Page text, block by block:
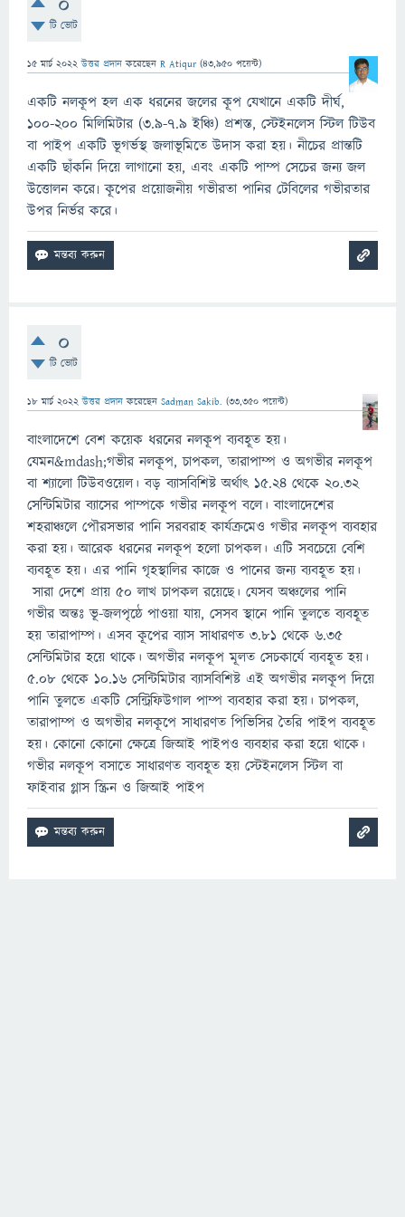
টি ভোট
15 মার্চ 2022 উত্তর প্রদান করেছেন R Atiqur (43,950 পয়েন্ট)
একটি নলকূপ হল এক ধরনের জলের কূপ যেখানে একটি দীর্ঘ,
100-200 মিলিমিটার (3.9-7.9 ইঞ্চি) প্রশস্ত, স্টেইনলেস স্টিল টিউব
বা পাইপ একটি ভূগর্ভস্থ জলাভূমিতে উদাস করা হয়। নীচের প্রান্তটি
একটি ছাঁকনি দিয়ে লাগানো হয়, এবং একটি পাম্প সেচের জন্য জল
উত্তোলন করে৷ কূপের প্রয়োজনীয় গভীরতা পানির টেবিলের গভীরতার
উপর নির্ভর করে।
0
টি ভোট
18 মার্চ 2022 উত্তর প্রদান করেছেন Sadman Sakib. (33,350 পয়েন্ট)
বাংলাদেশে বেশ কয়েক ধরনের নলকূপ ব্যবহূত হয়।
যেমন&mdash;গভীর নলকূপ, চাপকল, তারাপাম্প ও অগভীর নলকূপ
বা শ্যালো টিউবওয়েল। বড় ব্যাসবিশিষ্ট অর্থাৎ ১৫.২৪ থেকে ২০.৩২
সেন্টিমিটার ব্যাসের পাম্পকে গভীর নলকূপ বলে। বাংলাদেশের
শহরাঞ্চলে পৌরসভার পানি সরবরাহ কার্যক্রমেও গভীর নলকূপ ব্যবহার
করা হয়। আরেক ধরনের নলকূপ হলো চাপকল। এটি সবচেয়ে বেশি
ব্যবহূত হয়। এর পানি গৃহস্থালির কাজে ও পানের জন্য ব্যবহূত হয়।
সারা দেশে প্রায় ৫০ লাখ চাপকল রয়েছে। যেসব অঞ্চলের পানি
গভীর অন্তঃ ভূ-জলপৃষ্ঠে পাওয়া যায়, সেসব স্থানে পানি তুলতে ব্যবহূত
হয় তারাপাম্প। এসব কূপের ব্যাস সাধারণত ৩.৮১ থেকে ৬.৩৫
সেন্টিমিটার হয়ে থাকে। অগভীর নলকূপ মূলত সেচকার্যে ব্যবহূত হয়।
৫.০৮ থেকে ১০.১৬ সেন্টিমিটার ব্যাসবিশিষ্ট এই অগভীর নলকূপ দিয়ে
পানি তুলতে একটি সেন্ট্রিফিউগাল পাম্প ব্যবহার করা হয়। চাপকল,
তারাপাম্প ও অগভীর নলকূপে সাধারণত পিভিসির তৈরি পাইপ ব্যবহূত
হয়। কোনো কোনো ক্ষেত্রে জিআই পাইপও ব্যবহার করা হয়ে থাকে।
গভীর নলকূপ বসাতে সাধারণত ব্যবহূত হয় স্টেইনলেস স্টিল বা
ফাইবার গ্লাস স্ক্রিন ও জিআই পাইপ